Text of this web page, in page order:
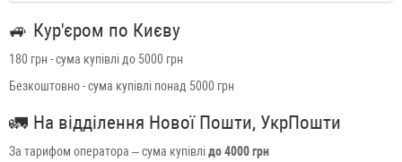
🚙 Кур'єром по Києву
180 грн - сума купівлі до 5000 грн
Безкоштовно - сума купівлі понад 5000 грн
🚛 На відділення Нової Пошти, УкрПошти
За тарифом оператора – сума купівлідо 4000 грн